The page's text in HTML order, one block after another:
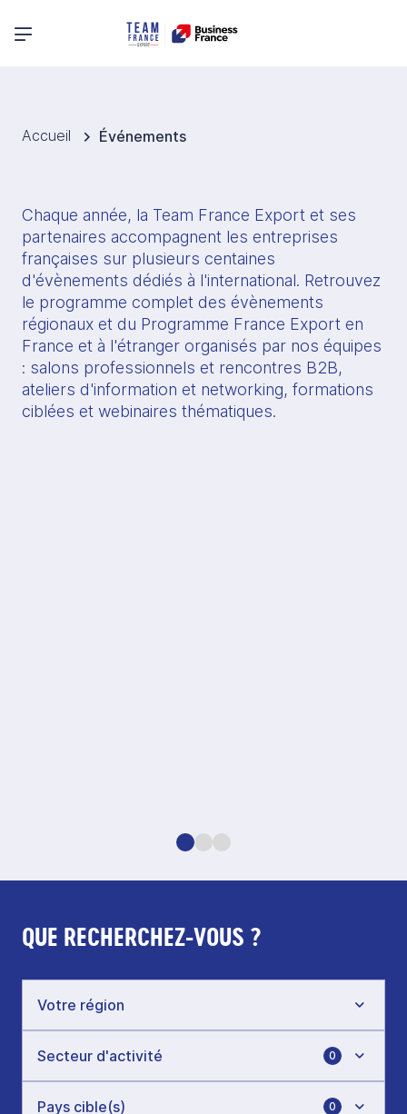
Menu principal
Accueil Événements
Chaque année, la Team France Export et ses
partenaires accompagnent les entreprises
françaises sur plusieurs centaines
d'évènements dédiés à l'international. Retrouvez
le programme complet des évènements
régionaux et du Programme France Export en
France et à l'étranger organisés par nos équipes
: salons professionnels et rencontres B2B,
ateliers d'information et networking, formations
ciblées et webinaires thématiques.
QUE RECHERCHEZ-VOUS ?
0
0